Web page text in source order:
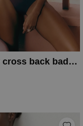
Seafolly seafolly cross back badpak